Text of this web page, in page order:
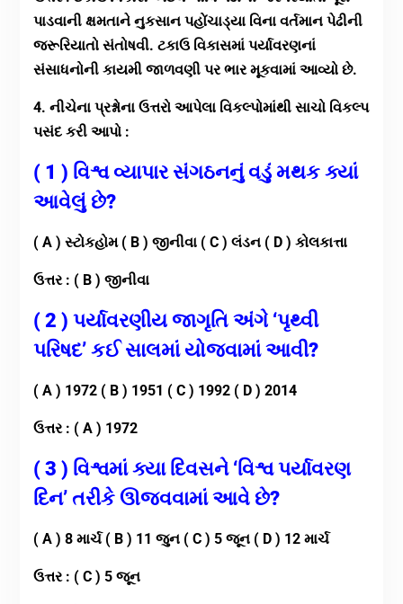
પાડવાની ક્ષમતાને નુકસાન પહોંચાડ્યા વિના વર્તમાન પેઢીની
જરૂરિયાતો સંતોષવી. ટકાઉ વિકાસમાં પર્યાવરણનાં
સંસાધનોની કાયમી જાળવણી પર ભાર મૂકવામાં આવ્યો છે.
4. નીચેના પ્રશ્નોના ઉત્તરો આપેલા વિકલ્પોમાંથી સાચો વિકલ્પ
પસંદ કરી આપો :
( 1 ) વિશ્વ વ્યાપાર સંગઠનનું વડું મથક ક્યાં
આવેલું છે?
( A ) સ્ટોકહોમ ( B ) જીનીવા ( C ) લંડન ( D ) કોલકાત્તા
ઉત્તર : ( B ) જીનીવા
( 2 ) પર્યાવરણીય જાગૃતિ અંગે ‘પૃથ્વી
પરિષદ’ કઈ સાલમાં યોજવામાં આવી?
( A ) 1972 ( B ) 1951 ( C ) 1992 ( D ) 2014
ઉત્તર : ( A ) 1972
( 3 ) વિશ્વમાં ક્યા દિવસને ‘વિશ્વ પર્યાવરણ
દિન’ તરીકે ઊજવવામાં આવે છે?
( A ) 8 માર્ચ ( B ) 11 જુન ( C ) 5 જૂન ( D ) 12 માર્ચ
ઉત્તર : ( C ) 5 જૂન